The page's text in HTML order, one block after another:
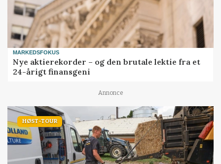
MARKEDSFOKUS
Nye aktierekorder – og den brutale lektie fra et
24-årigt finansgeni
Annonce
HØST-TOUR